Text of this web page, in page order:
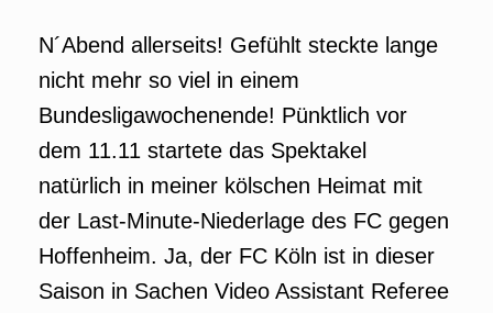
N´Abend allerseits! Gefühlt steckte lange
nicht mehr so viel in einem
Bundesligawochenende! Pünktlich vor
dem 11.11 startete das Spektakel
natürlich in meiner kölschen Heimat mit
der Last-Minute-Niederlage des FC gegen
Hoffenheim. Ja, der FC Köln ist in dieser
Saison in Sachen Video Assistant Referee